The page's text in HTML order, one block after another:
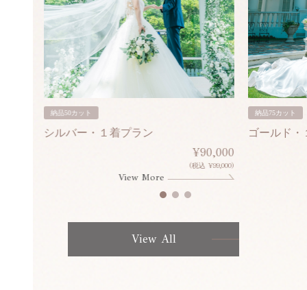
納品50カット
シルバー・１着プラン
¥90,000
(税込 ¥99,000)
View More
納品75カット
ゴールド・
View All